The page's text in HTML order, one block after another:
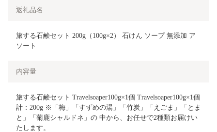
返礼品名
旅する石鹸セット 200g（100g×2） 石けん ソープ 無添加 ア
ソート
内容量
旅する石鹸セット Travelsoaper100g×1個 Travelsoaper100g×1個
計：200g ※「梅」「すずめの湯」「竹炭」「えごま」「とま
と」「菊鹿シャルドネ」の 中から、お任せで2種類お届けい
たします。